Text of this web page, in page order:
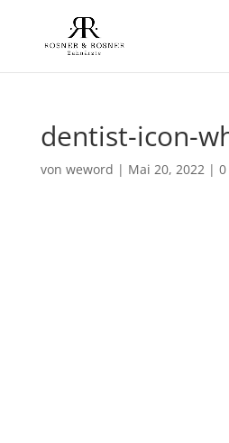
dentist-icon-
von weword | Mai 20, 2022|